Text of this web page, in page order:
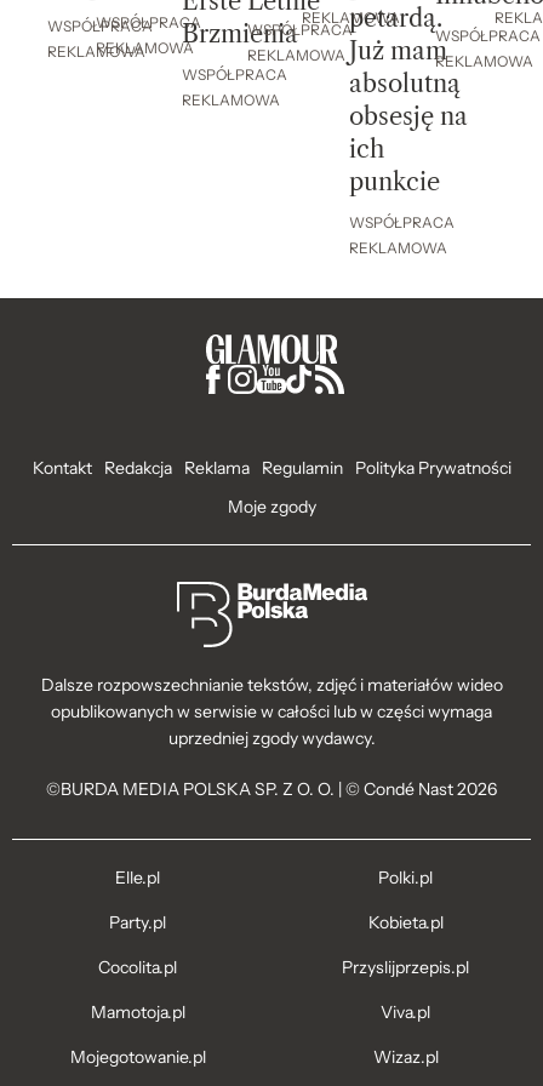
WSPÓŁPRACA
REKLAMOWA
WSPÓŁPRACA
REKLAMOWA
Brzmienia
WSPÓŁPRACA
REKLAMOWA
WSPÓŁPRACA
REKLAMOWA
REKLAMOWA
petardą.
Już mam
absolutną
obsesję na
ich
punkcie
WSPÓŁPRACA
REKLAMOWA
WSPÓŁPRACA
REKLAMOWA
Kontakt Redakcja Reklama Regulamin
Polityka Prywatności
Moje zgody
Dalsze rozpowszechnianie tekstów, zdjęć i materiałów wideo
opublikowanych w serwisie w całości lub w części wymaga
uprzedniej zgody wydawcy.
©BURDA MEDIA POLSKA SP. Z O. O. | © Condé Nast 2026
Elle.pl
Party.pl
Cocolita.pl
Mamotoja.pl
Mojegotowanie.pl
Polki.pl
Kobieta.pl
Przyslijprzepis.pl
Viva.pl
Wizaz.pl